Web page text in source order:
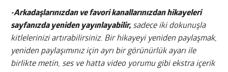
-Arkadaşlarınızdan ve favori kanallarınızdan hikayeleri
sayfanızda yeniden yayınlayabilir, sadece iki dokunuşla
kitlelerinizi artırabilirsiniz. Bir hikayeyi yeniden paylaşmak,
yeniden paylaşımınız için ayrı bir görünürlük ayarı ile
birlikte metin, ses ve hatta video yorumu gibi ekstra içerik